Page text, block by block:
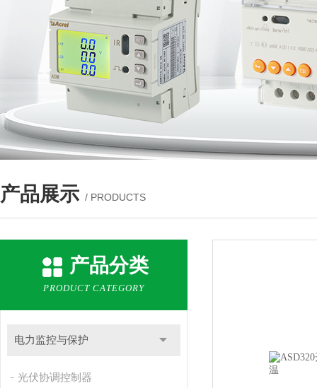
产品展示 / PRODUCTS
产品分类
PRODUCT CATEGORY
电力监控与保护
光伏协调控制器